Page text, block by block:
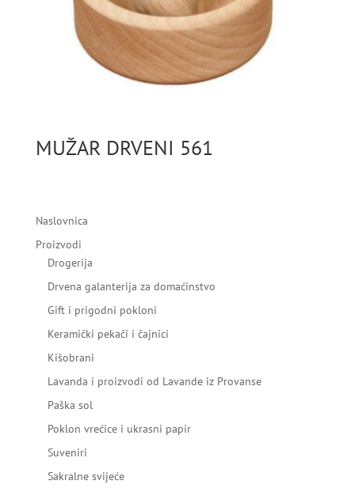
MUŽAR DRVENI 561
Naslovnica
Proizvodi
Drogerija
Drvena galanterija za domaćinstvo
Gift i prigodni pokloni
Keramički pekači i čajnici
Kišobrani
Lavanda i proizvodi od Lavande iz Provanse
Paška sol
Poklon vrećice i ukrasni papir
Suveniri
Sakralne svijeće